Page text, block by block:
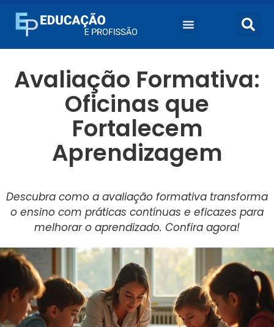
Avaliação Formativa:
Oficinas que
Fortalecem
Aprendizagem
Descubra como a avaliação formativa transforma
o ensino com práticas contínuas e eficazes para
melhorar o aprendizado. Confira agora!